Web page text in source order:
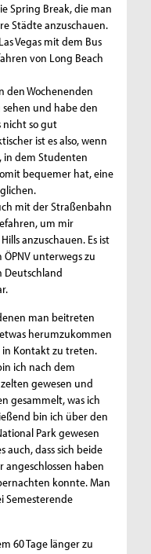
Spring Break, die man
Städte anzuschauen.
Vegas mit dem Bus
von Long Beach
den Wochenenden
und habe den
nicht so gut
ist es also, wenn
in dem Studenten
bequemer hat, eine
mit der Straßenbahn
um mir
anzuschauen. Es ist
unterwegs zu
Deutschland
man beitreten
herumzukommen
Kontakt zu treten.
ich nach dem
gewesen und
gesammelt, was ich
bin ich über den
Park gewesen
auch, dass sich beide
haben
konnte. Man
Semesterende
60 Tage länger zu